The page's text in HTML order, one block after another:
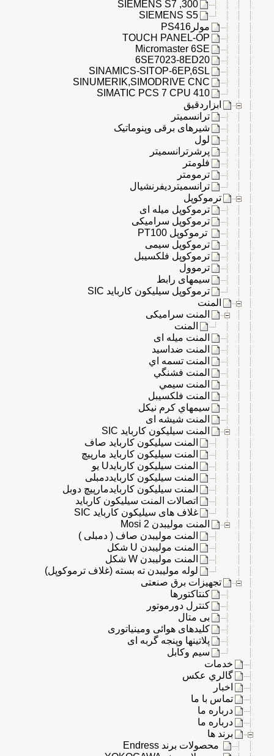
SIEMENS S7 ,300
SIEMENS S5
مولرPS416
TOUCH PANEL-OP
Micromaster 6SE
6SE7023-8ED20
SINAMICS-SITOP-6EP,6SL
SINUMERIK,SIMODRIVE CNC
SIMATIC PCS 7 CPU 410
ابزاردقيق
ترانسمیتر
شیرهای برقی وپنوماتیک
لول
پرشرترانسمیتر
فلومتر
ترمومتر
ترانسمیتردیفرنشیال
ترموکوپل
ترموکوپل میله ای
ترموكوپل سرامیکی
ترموکوپل PT100
ترموکوپل سیمی
ترموکوپل فلکسیبل
ترموول
سیمهای رابط
ترموکوپل سیلیکون کارباید SIC
المنت
المنت سرامیکی
المنت
المنت میله ای
المنت ضداسيد
المنت تسمه اي
المنت فشنگي
المنت سيمي
المنت فلكسيبل
سيمهاي كرم نيكل
المنت شیشه ای
المنت سیلیکون کارباید SIC
المنت سیلیکون کارباید صاف
المنت سیلیکون کارباید مارپیچ
المنت سیلیکون کاربایدU یو
المنت سیلیکون کاربایددمبلی
المنت سیلیکون کاربایدمارپیچ دوبل
اتصالات المنت سیلیکون کارباید
غلاف های سیلیکون کارباید SIC
المنت مولیبدن Mosi 2
المنت مولیبدن صاف ( دمبلی )
المنت مولیبدن U شکل
المنت مولیبدن W شکل
لوله مولیبدن ته بسته (غلاف ترموکوپل)
تجهیزات برق صنعتی
کنتاکتورها
کنترل دورموتور
بی متال
کلیدهای هوائی ومینیاتوری
پلاتینها وپنجه گربه ای
سیم وکابل
خدمات
گالري عكس
اخبار
تماس با ما
درباره ما
درباره ما
برند ها
محصولات برند Endress